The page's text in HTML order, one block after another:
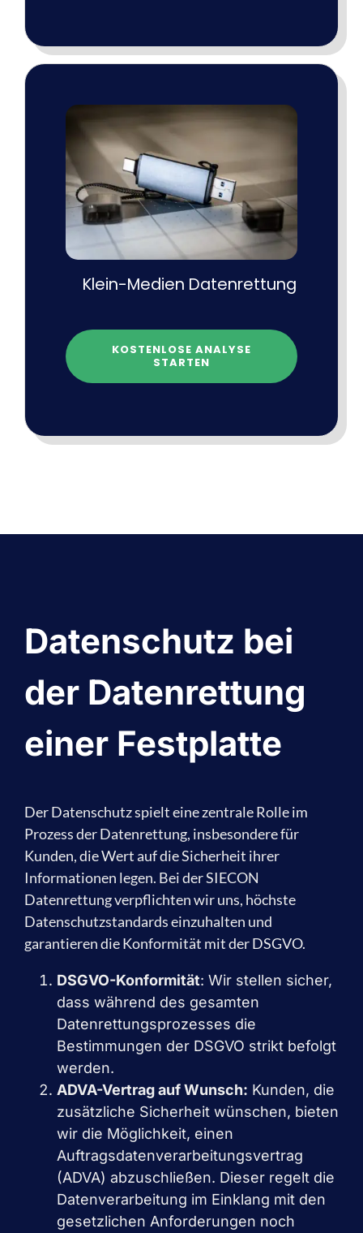
Klein-Medien Datenrettung
KOSTENLOSE ANALYSE
STARTEN
Datenschutz bei
der Datenrettung
einer Festplatte
Der Datenschutz spielt eine zentrale Rolle im
Prozess der Datenrettung, insbesondere für
Kunden, die Wert auf die Sicherheit ihrer
Informationen legen. Bei der SIECON
Datenrettung verpflichten wir uns, höchste
Datenschutzstandards einzuhalten und
garantieren die Konformität mit der DSGVO.
DSGVO-Konformität: Wir stellen sicher,
dass während des gesamten
Datenrettungsprozesses die
Bestimmungen der DSGVO strikt befolgt
werden.
ADVA-Vertrag auf Wunsch: Kunden, die
zusätzliche Sicherheit wünschen, bieten
wir die Möglichkeit, einen
Auftragsdatenverarbeitungsvertrag
(ADVA) abzuschließen. Dieser regelt die
Datenverarbeitung im Einklang mit den
gesetzlichen Anforderungen noch